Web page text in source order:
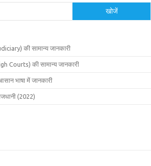
खोजें
की सामान्य जानकारी
Courts) की सामान्य जानकारी
भाषा में जानकारी
(2022)